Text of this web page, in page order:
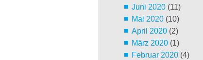
Juni 2020(11)
Mai 2020(10)
April 2020(2)
März 2020(1)
Februar 2020(4)